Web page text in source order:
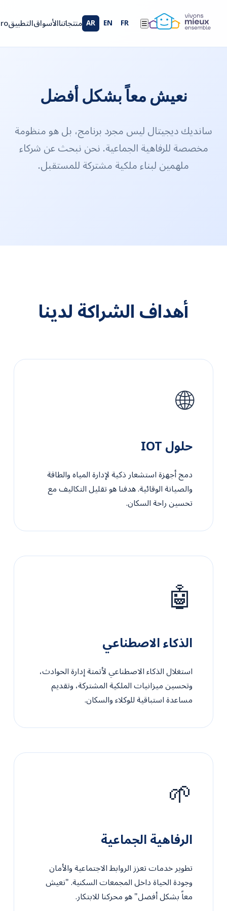
☰
FR
EN
AR منتجاتناالأسواقالتطبيق
نعيش معاً بشكل أفضل
سانديك ديجيتال ليس مجرد برنامج، بل هو منظومة
مخصصة للرفاهية الجماعية. نحن نبحث عن شركاء
ملهمين لبناء ملكية مشتركة للمستقبل.
أهداف الشراكة لدينا
🌐
حلول IOT
دمج أجهزة استشعار ذكية لإدارة المياه والطاقة
والصيانة الوقائية. هدفنا هو تقليل التكاليف مع
تحسين راحة السكان.
🤖
الذكاء الاصطناعي
استغلال الذكاء الاصطناعي لأتمتة إدارة الحوادث،
وتحسين ميزانيات الملكية المشتركة، وتقديم
مساعدة استباقية للوكلاء والسكان.
🌱
الرفاهية الجماعية
تطوير خدمات تعزز الروابط الاجتماعية والأمان
وجودة الحياة داخل المجمعات السكنية. "نعيش
معاً بشكل أفضل" هو محركنا للابتكار.